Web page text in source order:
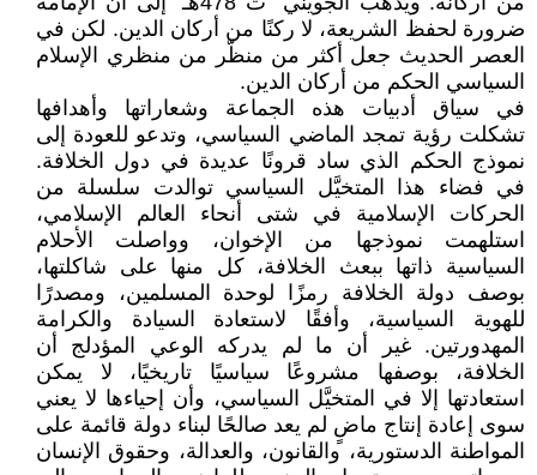
ضرورة لحفظ الشريعة، لا ركنًا من أركان الدين. لكن في
العصر الحديث جعل أكثر من منظّر من منظري الإسلام
السياسي الحكم من أركان الدين.
في سياق أدبيات هذه الجماعة وشعاراتها وأهدافها
تشكلت رؤية تمجد الماضي السياسي، وتدعو للعودة إلى
نموذج الحكم الذي ساد قرونًا عديدة في دول الخلافة.
في فضاء هذا المتخيَّل السياسي توالدت سلسلة من
الحركات الإسلامية في شتى أنحاء العالم الإسلامي،
استلهمت نموذجها من الإخوان، وواصلت الأحلام
السياسية ذاتها ببعث الخلافة، كل منها على شاكلتها،
بوصف دولة الخلافة رمزًا لوحدة المسلمين، ومصدرًا
للهوية السياسية، وأفقًا لاستعادة السيادة والكرامة
المهدورتين. غير أن ما لم يدركه الوعي المؤدلج أن
الخلافة، بوصفها مشروعًا سياسيًا تاريخيًا، لا يمكن
استعادتها إلا في المتخيَّل السياسي، وأن إحياءها لا يعني
سوى إعادة إنتاج ماضٍ لم يعد صالحًا لبناء دولة قائمة على
المواطنة الدستورية، والقانون، والعدالة، وحقوق الإنسان